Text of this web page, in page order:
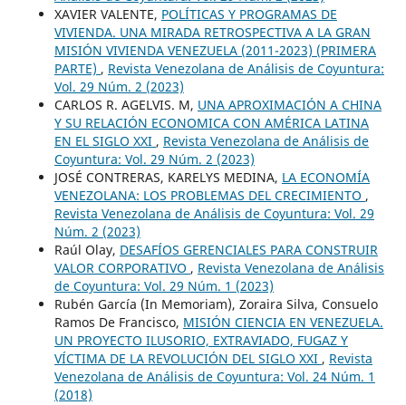
XAVIER VALENTE, POLÍTICAS Y PROGRAMAS DE
VIVIENDA. UNA MIRADA RETROSPECTIVA A LA GRAN
MISIÓN VIVIENDA VENEZUELA (2011-2023) (PRIMERA
PARTE) , Revista Venezolana de Análisis de Coyuntura:
Vol. 29 Núm. 2 (2023)
CARLOS R. AGELVIS. M, UNA APROXIMACIÓN A CHINA
Y SU RELACIÓN ECONOMICA CON AMÉRICA LATINA
EN EL SIGLO XXI , Revista Venezolana de Análisis de
Coyuntura: Vol. 29 Núm. 2 (2023)
JOSÉ CONTRERAS, KARELYS MEDINA, LA ECONOMÍA
VENEZOLANA: LOS PROBLEMAS DEL CRECIMIENTO ,
Revista Venezolana de Análisis de Coyuntura: Vol. 29
Núm. 2 (2023)
Raúl Olay, DESAFÍOS GERENCIALES PARA CONSTRUIR
VALOR CORPORATIVO , Revista Venezolana de Análisis
de Coyuntura: Vol. 29 Núm. 1 (2023)
Rubén García (In Memoriam), Zoraira Silva, Consuelo
Ramos De Francisco, MISIÓN CIENCIA EN VENEZUELA.
UN PROYECTO ILUSORIO, EXTRAVIADO, FUGAZ Y
VÍCTIMA DE LA REVOLUCIÓN DEL SIGLO XXI , Revista
Venezolana de Análisis de Coyuntura: Vol. 24 Núm. 1
(2018)